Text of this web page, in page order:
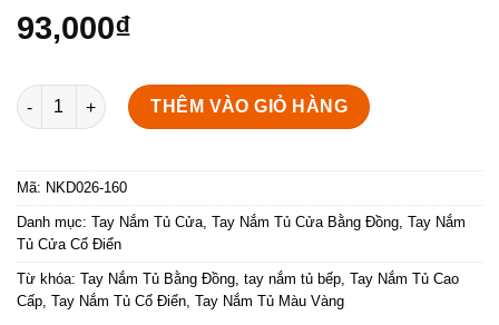
93,000₫
Tay cầm tủ đồng đầu tròn NKD026 (Màu Đồng Vàng) số lượng
THÊM VÀO GIỎ HÀNG
Mã: NKD026-160
Danh mục: Tay Nắm Tủ Cửa, Tay Nắm Tủ Cửa Bằng Đồng, Tay Nắm
Tủ Cửa Cổ Điển
Từ khóa: Tay Nắm Tủ Bằng Đồng, tay nắm tủ bếp, Tay Nắm Tủ Cao
Cấp, Tay Nắm Tủ Cổ Điển, Tay Nắm Tủ Màu Vàng